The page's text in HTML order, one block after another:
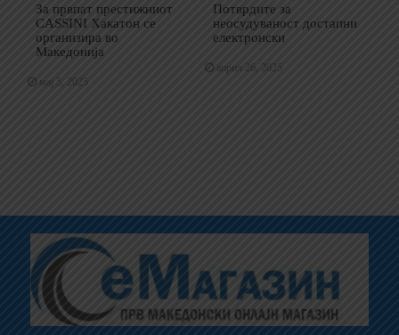
За првпат престижниот
CASSINI Хакатон се
организира во
Македонија
мај 5, 2025
Потврдите за
неосудуваност достапни
електронски
април 26, 2025